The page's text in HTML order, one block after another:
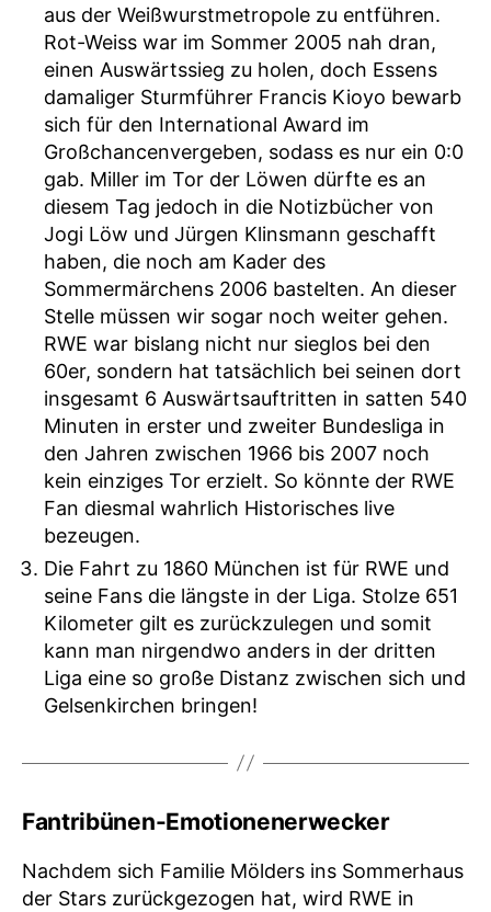
aus der Weißwurstmetropole zu entführen.
Rot-Weiss war im Sommer 2005 nah dran,
einen Auswärtssieg zu holen, doch Essens
damaliger Sturmführer Francis Kioyo bewarb
sich für den International Award im
Großchancenvergeben, sodass es nur ein 0:0
gab. Miller im Tor der Löwen dürfte es an
diesem Tag jedoch in die Notizbücher von
Jogi Löw und Jürgen Klinsmann geschafft
haben, die noch am Kader des
Sommermärchens 2006 bastelten. An dieser
Stelle müssen wir sogar noch weiter gehen.
RWE war bislang nicht nur sieglos bei den
60er, sondern hat tatsächlich bei seinen dort
insgesamt 6 Auswärtsauftritten in satten 540
Minuten in erster und zweiter Bundesliga in
den Jahren zwischen 1966 bis 2007 noch
kein einziges Tor erzielt. So könnte der RWE
Fan diesmal wahrlich Historisches live
bezeugen.
Die Fahrt zu 1860 München ist für RWE und
seine Fans die längste in der Liga. Stolze 651
Kilometer gilt es zurückzulegen und somit
kann man nirgendwo anders in der dritten
Liga eine so große Distanz zwischen sich und
Gelsenkirchen bringen!
Fantribünen-Emotionenerwecker
Nachdem sich Familie Mölders ins Sommerhaus
der Stars zurückgezogen hat, wird RWE in